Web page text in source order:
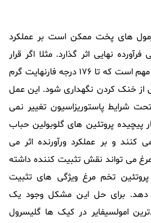
های پخت ممکن است بر عملکرد
نهایی اثر گذارد. مثلا اگر قرار
است که از شیر استفاده شود، مهم است که تا ۱۷۶ درجه فارنهایت گرم
دقیقه پیش از خنک کردن نگهداری شود. این عمل
شرایط پاستوریزاسیون تغییر نمی
پیچیده پروتئین های گلوبولین حباب
و بر عملکرد ورآورنده اثر می
می تواند نقش تثبیت کننده داشته
پروتئین تخم مرغ ویژگی های تثبیت
برای حل این مشکل وجود یک
امولسیفایر در کیک ها گلیسرول